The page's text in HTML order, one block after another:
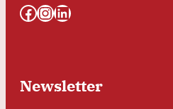
Facebook InstagramLinkedIn
Newsletter